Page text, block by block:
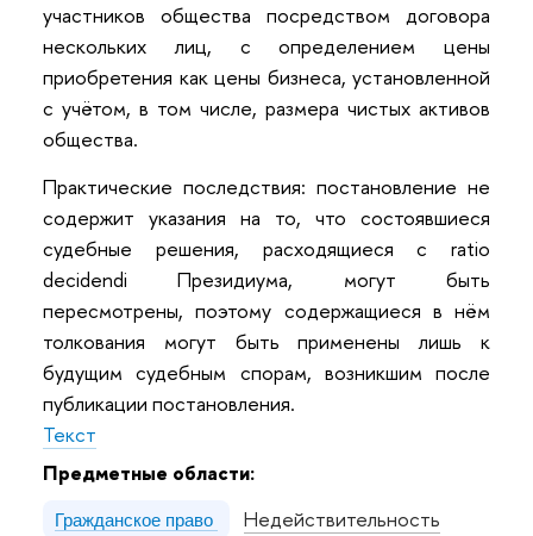
участников общества посредством договора
нескольких лиц, с определением цены
приобретения как цены бизнеса, установленной
с учётом, в том числе, размера чистых активов
общества.
Практические последствия: постановление не
содержит указания на то, что состоявшиеся
судебные решения, расходящиеся с ratio
decidendi Президиума, могут быть
пересмотрены, поэтому содержащиеся в нём
толкования могут быть применены лишь к
будущим судебным спорам, возникшим после
публикации постановления.
Текст
Предметные области:
Гражданское право
Недействительность